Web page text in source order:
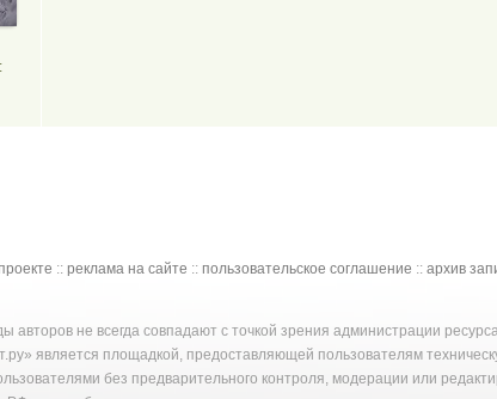
:: реклама на сайте :: пользовательское соглашение :: архив
авторов не всегда совпадают с точкой зрения администрации
является площадкой, предоставляющей пользователям
без предварительного контроля, модерации или